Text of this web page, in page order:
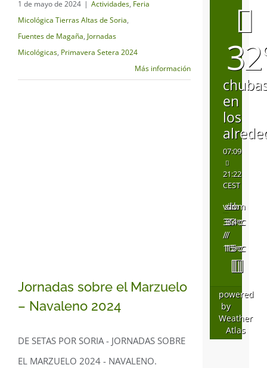
1 de mayo de 2024 | Actividades, Feria
Micológica Tierras Altas de Soria,
Fuentes de Magaña, Jornadas
Micológicas, Primavera Setera 2024
Más información
Jornadas sobre el Marzuelo
– Navaleno 2024
DE SETAS POR SORIA - JORNADAS SOBRE
EL MARZUELO 2024 - NAVALENO.
en
los
07:09
21:22
CEST
vie
sáb
dom
36°C
/
16°C
35°C
/
15°C
34°C
/
15°C
powered
by
Weather
Atlas